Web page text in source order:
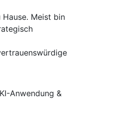
Meist bin
Anwendung &